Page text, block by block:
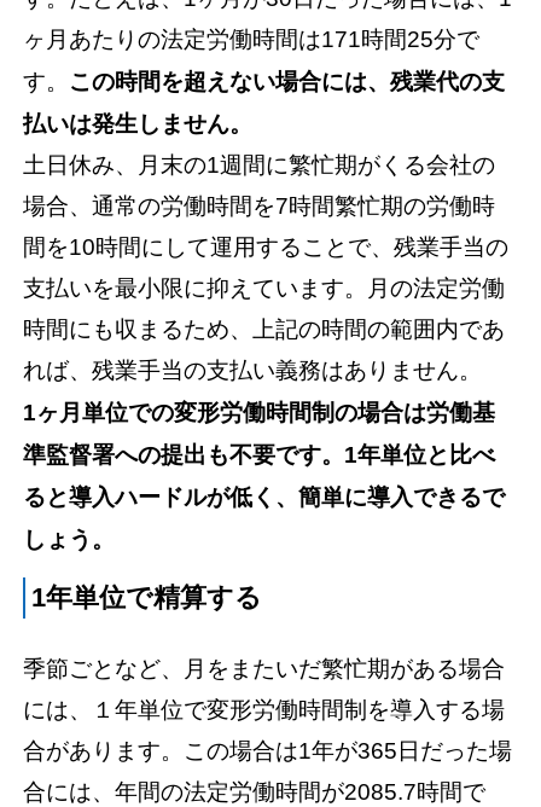
ヶ月あたりの法定労働時間は171時間25分で
す。 この時間を超えない場合には、残業代の支
払いは発生しません。
土日休み、月末の1週間に繁忙期がくる会社の
場合、通常の労働時間を7時間繁忙期の労働時
間を10時間にして運用することで、残業手当の
支払いを最小限に抑えています。月の法定労働
時間にも収まるため、上記の時間の範囲内であ
れば、残業手当の支払い義務はありません。
1ヶ月単位での変形労働時間制の場合は労働基
準監督署への提出も不要です。1年単位と比べ
ると導入ハードルが低く、簡単に導入できるで
しょう。
1年単位で精算する
季節ごとなど、月をまたいだ繁忙期がある場合
には、１年単位で変形労働時間制を導入する場
合があります。この場合は1年が365日だった場
合には、年間の法定労働時間が2085.7時間で